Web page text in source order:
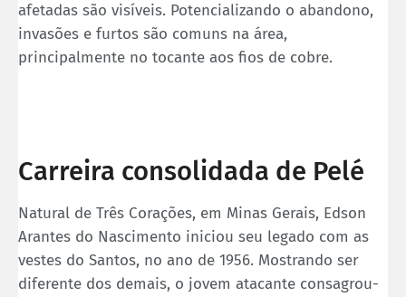
afetadas são visíveis. Potencializando o abandono,
invasões e furtos são comuns na área,
principalmente no tocante aos fios de cobre.
Carreira consolidada de Pelé
Natural de Três Corações, em Minas Gerais, Edson
Arantes do Nascimento iniciou seu legado com as
vestes do Santos, no ano de 1956. Mostrando ser
diferente dos demais, o jovem atacante consagrou-